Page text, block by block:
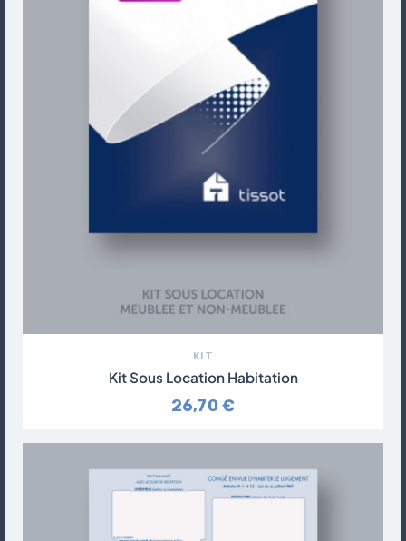
KIT
Kit Sous Location Habitation
26,70 €